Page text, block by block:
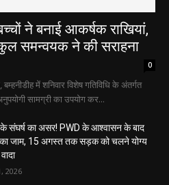
ने बनाई आकर्षक राखियां,
समन्वयक ने की सराहना
0
में शनिवार विशेष गतिविधि के अंतर्गत
सामग्री का उपयोग कर...
संघर्ष का असर! PWD के आश्वासन के बाद
जाम, 15 अगस्त तक सड़क को चलने योग्य
2026